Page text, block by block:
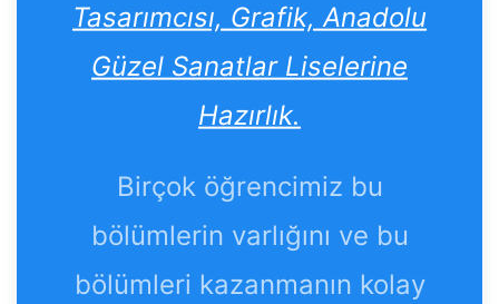
Tasarımcısı, Grafik, Anadolu
Güzel Sanatlar Liselerine
Hazırlık.
Birçok öğrencimiz bu
bölümlerin varlığını ve bu
bölümleri kazanmanın kolay